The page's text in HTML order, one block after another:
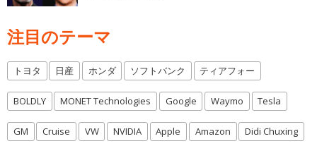
注目のテーマ
トヨタ 日産 ホンダ ソフトバンク ティアフォー
BOLDLY MONET Technologies Google Waymo Tesla
GM Cruise VW NVIDIA Apple Amazon Didi Chuxing